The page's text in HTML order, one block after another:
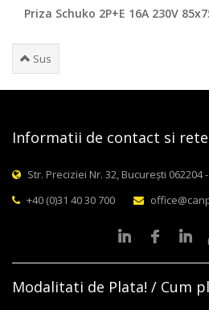
Priza Schuko 2P+E 16A 230V
Sus
Informatii de contact si
Str. Preciziei Nr. 32, București 062204
+40 (0)31 40 30 700
Modalitati de Plata! / Cum